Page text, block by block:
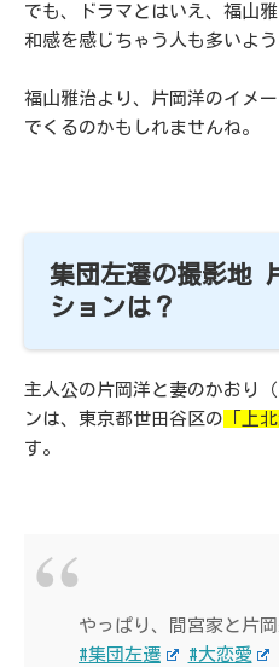
でも、ドラマとはいえ、福山
和感を感じちゃう人も多いよ
福山雅治より、片岡洋のイメ
でくるのかもしれませんね。
集団左遷の撮影地
ションは？
主人公の片岡洋と妻のかおり
ンは、東京都世田谷区の 「上
す。
やっぱり、間宮家と片
#集団左遷
#大恋愛